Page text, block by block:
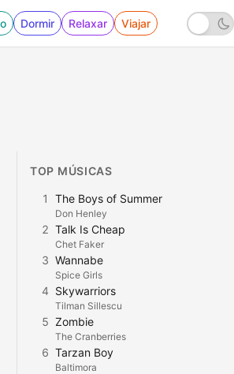
Dormir Relaxar Viajar
TOP MÚSICAS
1 The Boys of Summer
Don Henley
2 Talk Is Cheap
Chet Faker
3 Wannabe
Spice Girls
4 Skywarriors
Tilman Sillescu
5 Zombie
The Cranberries
6 Tarzan Boy
Baltimora